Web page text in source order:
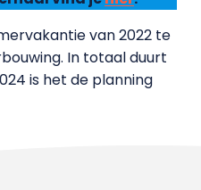
van 2022 te
In totaal duurt
is het de planning